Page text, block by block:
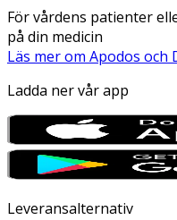
För vårdens patienter
på din medicin
Läs mer om Apodos och
Ladda ner vår app
Leveransalternativ